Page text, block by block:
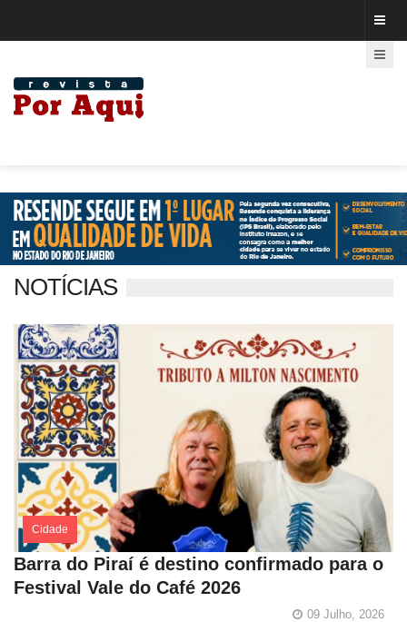
NOTÍCIAS
Cidade
Barra do Piraí é destino confirmado para o
Festival Vale do Café 2026
09 Julho, 2026